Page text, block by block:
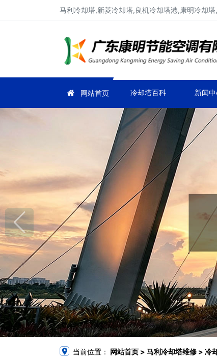
马利冷却塔,新菱冷却塔,良机冷却塔港,康明冷却
网站首页 冷却塔百科 新闻
当前位置： 网站首页 > 马利冷却塔维修 > 冷